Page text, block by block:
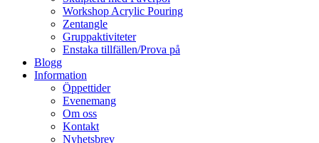
Workshop Acrylic Pouring
Zentangle
Gruppaktiviteter
Enstaka tillfällen/Prova på
Blogg
Information
Öppettider
Evenemang
Om oss
Kontakt
Nyhetsbrev